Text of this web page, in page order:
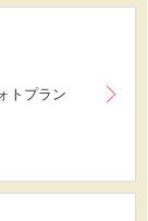
トプラン